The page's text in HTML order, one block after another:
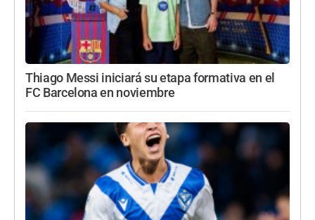
Thiago Messi iniciará su etapa formativa en el
FC Barcelona en noviembre